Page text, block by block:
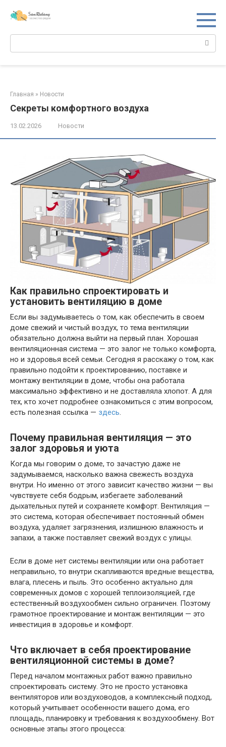
Главная » Новости
Секреты комфортного воздуха
13.02.2026 Новости
Как правильно спроектировать и
установить вентиляцию в доме
Если вы задумываетесь о том, как обеспечить в своем
доме свежий и чистый воздух, то тема вентиляции
обязательно должна выйти на первый план. Хорошая
вентиляционная система — это залог не только комфорта,
но и здоровья всей семьи. Сегодня я расскажу о том, как
правильно подойти к проектированию, поставке и
монтажу вентиляции в доме, чтобы она работала
максимально эффективно и не доставляла хлопот. А для
тех, кто хочет подробнее ознакомиться с этим вопросом,
есть полезная ссылка — здесь.
Почему правильная вентиляция — это
залог здоровья и уюта
Когда мы говорим о доме, то зачастую даже не
задумываемся, насколько важна свежесть воздуха
внутри. Но именно от этого зависит качество жизни — вы
чувствуете себя бодрым, избегаете заболеваний
дыхательных путей и сохраняете комфорт. Вентиляция —
это система, которая обеспечивает постоянный обмен
воздуха, удаляет загрязнения, излишнюю влажность и
запахи, а также поставляет свежий воздух с улицы.
Если в доме нет системы вентиляции или она работает
неправильно, то внутри скапливаются вредные вещества,
влага, плесень и пыль. Это особенно актуально для
современных домов с хорошей теплоизоляцией, где
естественный воздухообмен сильно ограничен. Поэтому
грамотное проектирование и монтаж вентиляции — это
инвестиция в здоровье и комфорт.
Что включает в себя проектирование
вентиляционной системы в доме?
Перед началом монтажных работ важно правильно
спроектировать систему. Это не просто установка
вентиляторов или воздуховодов, а комплексный подход,
который учитывает особенности вашего дома, его
площадь, планировку и требования к воздухообмену. Вот
основные этапы этого процесса: